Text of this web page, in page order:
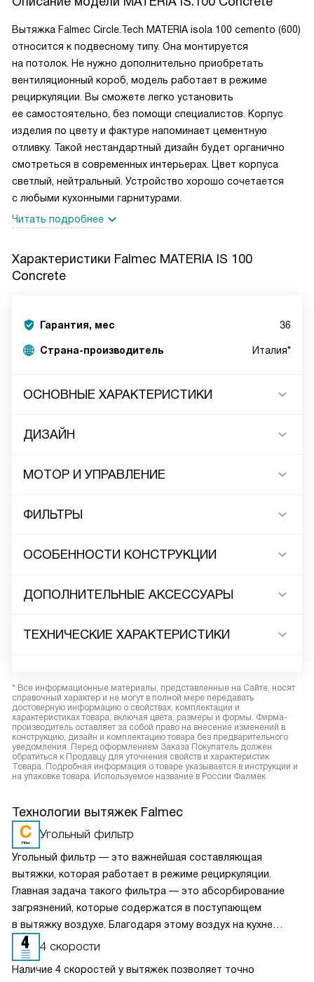
Вытяжка Falmec Circle.Tech MATERIA isola 100 cemento (600)
относится к подвесному типу. Она монтируется
на потолок. Не нужно дополнительно приобретать
вентиляционный короб, модель работает в режиме
рециркуляции. Вы сможете легко установить
ее самостоятельно, без помощи специалистов. Корпус
изделия по цвету и фактуре напоминает цементную
отливку. Такой нестандартный дизайн будет органично
смотреться в современных интерьерах. Цвет корпуса
светлый, нейтральный. Устройство хорошо сочетается
с любыми кухонными гарнитурами.
Читать подробнее
Характеристики Falmec MATERIA IS 100
Concrete
Гарантия, мес 36
Страна-производитель Италия*
ОСНОВНЫЕ ХАРАКТЕРИСТИКИ
ДИЗАЙН
МОТОР И УПРАВЛЕНИЕ
ФИЛЬТРЫ
ОСОБЕННОСТИ КОНСТРУКЦИИ
ДОПОЛНИТЕЛЬНЫЕ АКСЕССУАРЫ
ТЕХНИЧЕСКИЕ ХАРАКТЕРИСТИКИ
* Все информационные материалы, представленные на Сайте, носят
справочный характер и не могут в полной мере передавать
достоверную информацию о свойствах, комплектации и
характеристиках товара, включая цвета, размеры и формы. Фирма-
производитель оставляет за собой право на внесение изменений в
конструкцию, дизайн и комплектацию товара без предварительного
уведомления. Перед оформлением Заказа Покупатель должен
обратиться к Продавцу для уточнения свойств и характеристик
Товара. Подробная информация о товаре указывается в инструкции и
на упаковке товара. Используемое название в России Фалмек
Технологии вытяжек Falmec
Угольный фильтр
Угольный фильтр — это важнейшая составляющая
вытяжки, которая работает в режиме рециркуляции.
Главная задача такого фильтра — это абсорбирование
загрязнений, которые содержатся в поступающем
в вытяжку воздухе. Благодаря этому воздух на кухне
очищается более качественно. Угольные фильтры
необходимо часто заменять — примерно раз в три-
четыре месяца.
4 скорости
Наличие 4 скоростей у вытяжек позволяет точно